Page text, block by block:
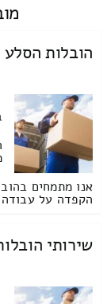
הובלות הסלע
אנו מתמחים
הקפדה על
שירותי